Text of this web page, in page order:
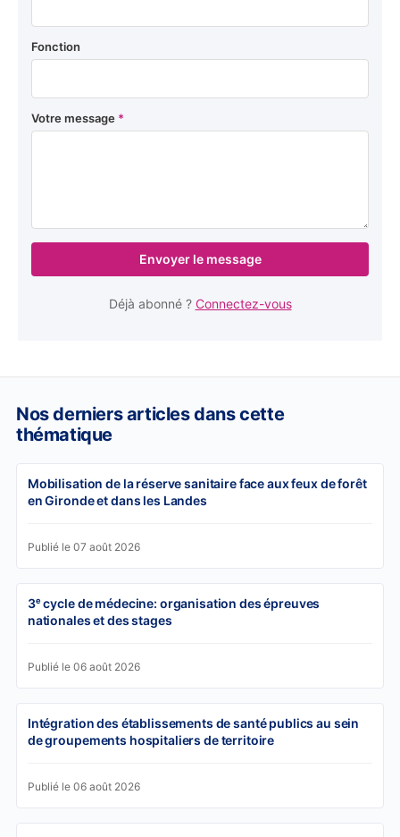
Fonction
Votre message *
Envoyer le message
Déjà abonné ? Connectez-vous
Nos derniers articles dans cette
thématique
Mobilisation de la réserve sanitaire face aux feux de forêt
en Gironde et dans les Landes
Publié le 07 août 2026
3ᵉ cycle de médecine: organisation des épreuves
nationales et des stages
Publié le 06 août 2026
Intégration des établissements de santé publics au sein
de groupements hospitaliers de territoire
Publié le 06 août 2026